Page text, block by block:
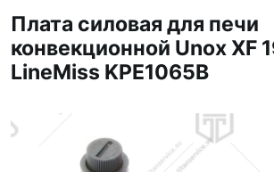
Плата силовая для печи
конвекционной Unox XF
LineMiss KPE1065B